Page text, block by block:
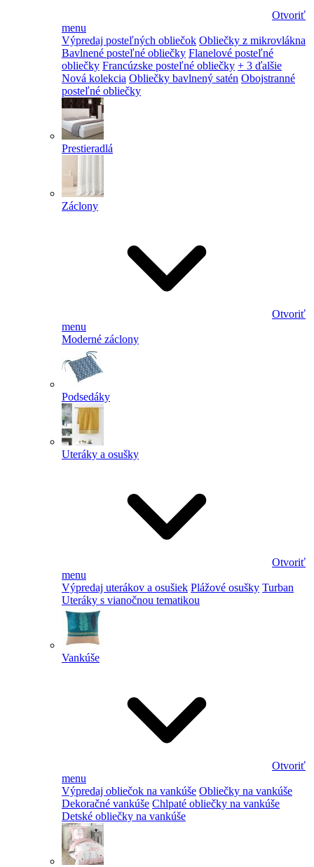
Otvoriť
menu
Výpredaj posteľných obliečok Obliečky z mikrovlákna
Bavlnené posteľné obliečky Flanelové posteľné
obliečky Francúzske posteľné obliečky + 3 ďalšie
Nová kolekcia Obliečky bavlnený satén Obojstranné
posteľné obliečky
Prestieradlá
Záclony
Otvoriť
menu
Moderné záclony
Podsedáky
Uteráky a osušky
Otvoriť
menu
Výpredaj uterákov a osušiek Plážové osušky Turban
Uteráky s vianočnou tematikou
Vankúše
Otvoriť
menu
Výpredaj obliečok na vankúše Obliečky na vankúše
Dekoračné vankúše Chlpaté obliečky na vankúše
Detské obliečky na vankúše